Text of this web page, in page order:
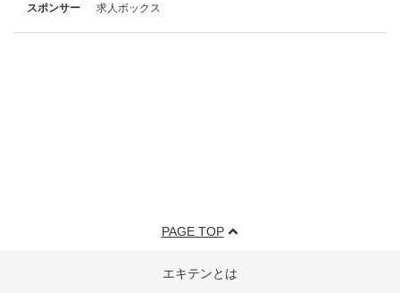
スポンサー
求人ボックス
PAGE TOP
エキテンとは